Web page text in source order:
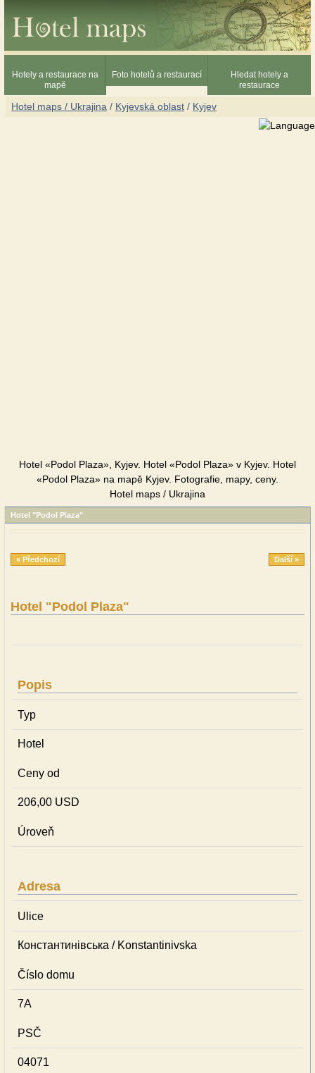
Hotely a restaurace na
mapě
Foto hotelů a restaurací
Hledat hotely a
restaurace
Hotel maps / Ukrajina / Kyjevská oblast / Kyjev
Hotel «Podol Plaza», Kyjev. Hotel «Podol Plaza» v Kyjev. Hotel
«Podol Plaza» na mapě Kyjev. Fotografie, mapy, ceny.
Hotel maps / Ukrajina
Hotel "Podol Plaza"
« Předchozí Další »
Hotel "Podol Plaza"
Popis
Typ
Hotel
Ceny od
206,00 USD
Úroveň
Adresa
Ulice
Константинівська / Konstantinivska
Číslo domu
7А
PSČ
04071